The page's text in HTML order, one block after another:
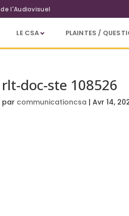
l'Audiovisuel
LE CSA PLAINTES /
rlt-doc-ste 108526
par communicationcsa |Avr 14,